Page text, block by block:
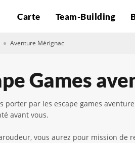
Carte Team-Building
Aventure Mérignac
Games
porter par les escape games
avant vous.
vous aurez pour mission de